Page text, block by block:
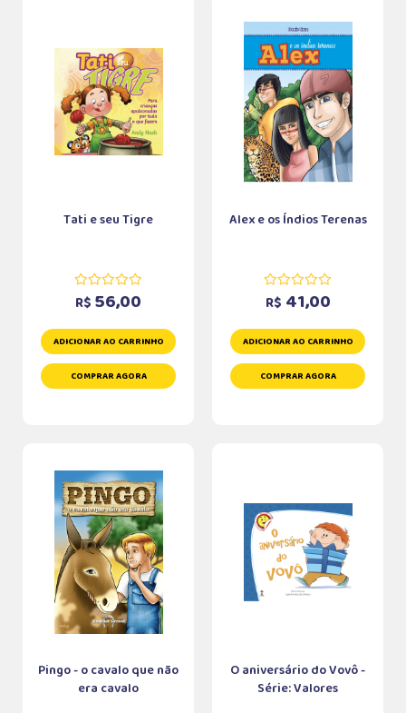
Tati e seu Tigre
R$ 56,00
ADICIONAR AO CARRINHO
COMPRAR AGORA
Alex e os Índios Terenas
R$ 41,00
ADICIONAR AO CARRINHO
COMPRAR AGORA
Pingo - o cavalo que não
era cavalo
O aniversário do Vovô -
Série: Valores